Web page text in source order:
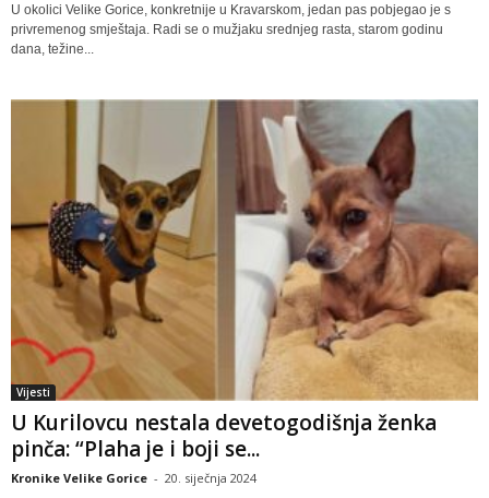
U okolici Velike Gorice, konkretnije u Kravarskom, jedan pas pobjegao je s
privremenog smještaja. Radi se o mužjaku srednjeg rasta, starom godinu
dana, težine...
Vijesti
U Kurilovcu nestala devetogodišnja ženka
pinča: “Plaha je i boji se...
Kronike Velike Gorice - 20. siječnja 2024